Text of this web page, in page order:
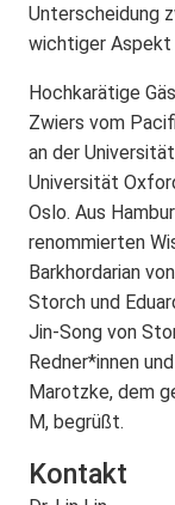
Unterscheidung
wichtiger Aspekt
Hochkarätige
Zwiers vom
an der
Universität
Oslo. Aus
renommierten
Barkhordarian
Storch und
Jin-Song von
Redner*innen
Marotzke, dem
M, begrüßt.
Kontakt